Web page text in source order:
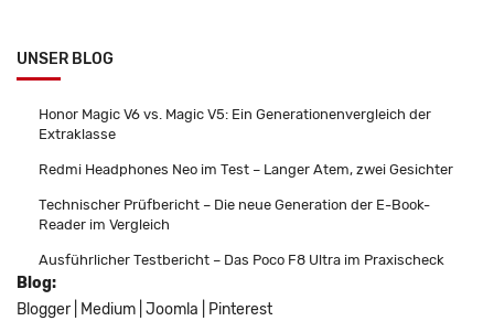
UNSER BLOG
Honor Magic V6 vs. Magic V5: Ein Generationenvergleich der
Extraklasse
Redmi Headphones Neo im Test – Langer Atem, zwei Gesichter
Technischer Prüfbericht – Die neue Generation der E-Book-
Reader im Vergleich
Ausführlicher Testbericht – Das Poco F8 Ultra im Praxischeck
Blog:
Blogger
Medium Joomla Pinterest